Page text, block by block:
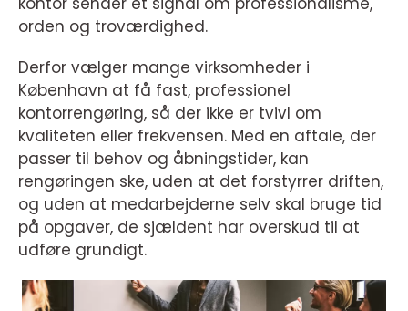
orden og troværdighed.
Derfor vælger mange virksomheder i
København at få fast, professionel
kontorrengøring, så der ikke er tvivl om
kvaliteten eller frekvensen. Med en aftale, der
passer til behov og åbningstider, kan
rengøringen ske, uden at det forstyrrer driften,
og uden at medarbejderne selv skal bruge tid
på opgaver, de sjældent har overskud til at
udføre grundigt.